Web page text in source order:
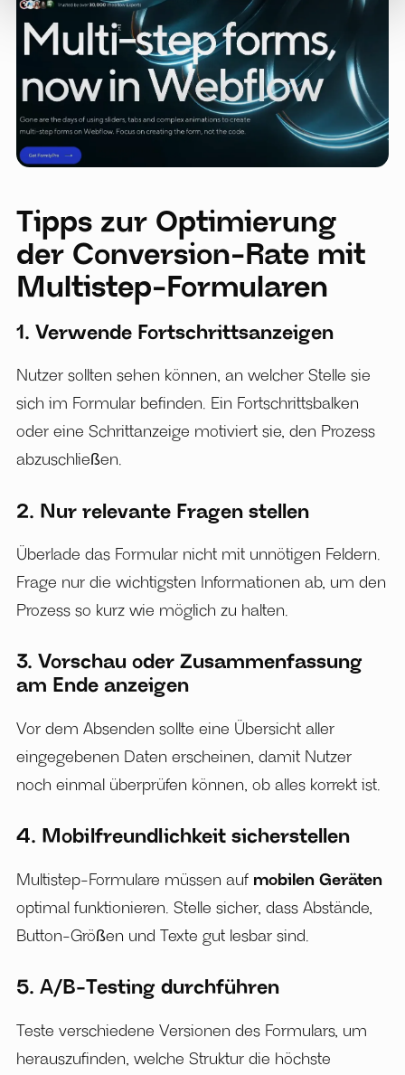
Tipps zur Optimierung
der Conversion-Rate mit
Multistep-Formularen
1. Verwende Fortschrittsanzeigen
Nutzer sollten sehen können, an welcher Stelle sie
sich im Formular befinden. Ein Fortschrittsbalken
oder eine Schrittanzeige motiviert sie, den Prozess
abzuschließen.
2. Nur relevante Fragen stellen
Überlade das Formular nicht mit unnötigen Feldern.
Frage nur die wichtigsten Informationen ab, um den
Prozess so kurz wie möglich zu halten.
3. Vorschau oder Zusammenfassung
am Ende anzeigen
Vor dem Absenden sollte eine Übersicht aller
eingegebenen Daten erscheinen, damit Nutzer
noch einmal überprüfen können, ob alles korrekt ist.
4. Mobilfreundlichkeit sicherstellen
Multistep-Formulare müssen auf mobilen Geräten
optimal funktionieren. Stelle sicher, dass Abstände,
Button-Größen und Texte gut lesbar sind.
5. A/B-Testing durchführen
Teste verschiedene Versionen des Formulars, um
herauszufinden, welche Struktur die höchste